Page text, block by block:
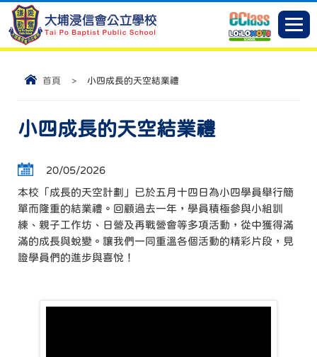
首頁 > 小四成長的天空結業禮
小四成長的天空結業禮
20/05/2026
本校「成長的天空計劃」已於五月十四日為小四學員舉行簡
單而隆重的結業禮。回顧過去一年，學員積極參與小組訓
練、親子工作坊、日營及再戰營會等多項活動，從中獲得滿
滿的成長與蛻變。讓我們一同重溫各個活動的精彩片段，見
證學員們的進步與喜悅！